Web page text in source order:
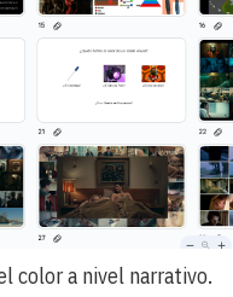
color a nivel narrativo.